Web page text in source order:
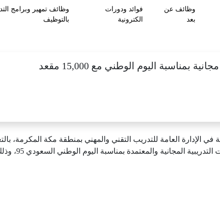
وظائف عن
بعد
فوائد ودورات
الكترونية
وظائف تمهير وبرامج
بالتوظيف
في الإدارة العامة للتدريب التقني والمهني بمنطقة مكة المكرمة،